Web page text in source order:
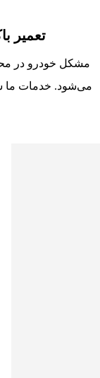
تعمیر
مشکل خودرو در
می‌شود. خدمات ما